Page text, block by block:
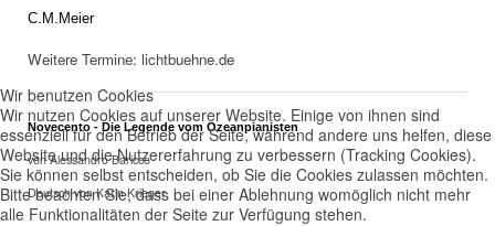
C.M.Meier
Weitere Termine: lichtbuehne.de
Novecento - Die Legende vom Ozeanpianisten
von Alessandro Baricco
Deutsch von Karin Krieger
Wir benutzen Cookies
Wir nutzen Cookies auf unserer Website. Einige von ihnen sind
essenziell für den Betrieb der Seite, während andere uns helfen, diese
Website und die Nutzererfahrung zu verbessern (Tracking Cookies).
Sie können selbst entscheiden, ob Sie die Cookies zulassen möchten.
Bitte beachten Sie, dass bei einer Ablehnung womöglich nicht mehr
alle Funktionalitäten der Seite zur Verfügung stehen.